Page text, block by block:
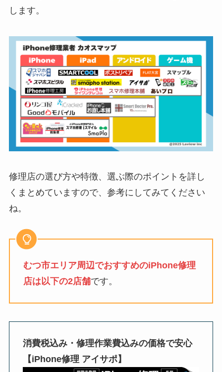
します。
修理店の選び方や特徴、選ぶ際のポイントを詳し
くまとめていますので、参考にしてみてください
ね。
むつ市エリア周辺でおすすめのiPhone修理
店は以下の2店舗です。
消費税込み・修理作業費込みの価格で安心
【iPhone修理 アイサポ】